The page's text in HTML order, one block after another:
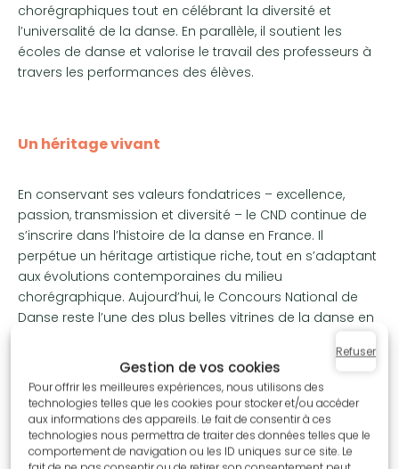
Gestion de vos cookies
Pour offrir les meilleures expériences, nous utilisons des
technologies telles que les cookies pour stocker et/ou accéder
aux informations des appareils. Le fait de consentir à ces
technologies nous permettra de traiter des données telles que le
comportement de navigation ou les ID uniques sur ce site. Le
Refuser
chorégraphiques tout en célébrant la diversité et
l’universalité de la danse. En parallèle, il soutient les
écoles de danse et valorise le travail des professeurs à
travers les performances des élèves.
Un héritage vivant
En conservant ses valeurs fondatrices – excellence,
passion, transmission et diversité – le CND continue de
s’inscrire dans l’histoire de la danse en France. Il
perpétue un héritage artistique riche, tout en s’adaptant
aux évolutions contemporaines du milieu
chorégraphique. Aujourd’hui, le Concours National de
Danse reste l’une des plus belles vitrines de la danse en
générations de danseurs à se surpasser et à exprimer
pleinement leur talent.